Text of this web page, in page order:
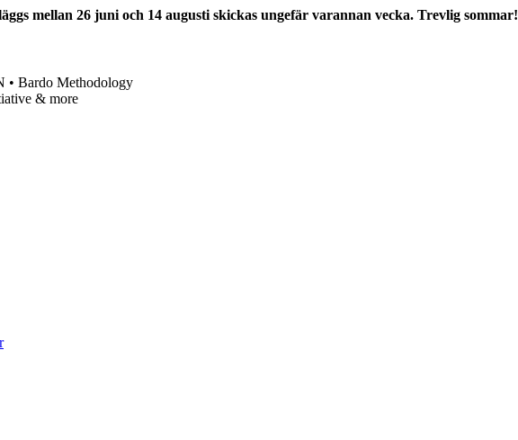
mellan 26 juni och 14 augusti skickas ungefär varannan vecka. Trevlig sommar!
• Bardo Methodology
& more